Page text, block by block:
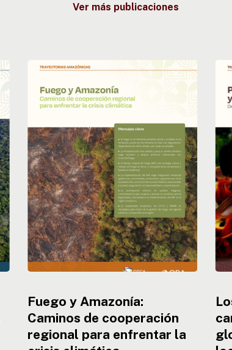
Ver más publicaciones
Fuego
Amazonía:
Caminos
cooperación
regional
para
enfrentar
la
crisis
climática
Fuego y Amazonía:
Caminos de cooperación
regional para enfrentar la
Los
y